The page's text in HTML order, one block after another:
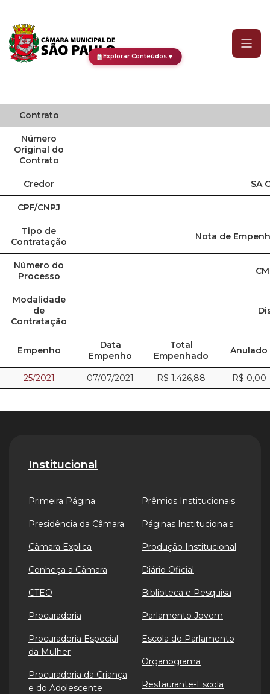
Explorar Conteúdos▼
Contrato
Número
Original do
Contrato
Credor SA
CPF/CNPJ
Tipo de
Contratação
Nota de
Número do
Processo
Modalidade
de
Contratação
Empenho
Data
Empenho
Total
Empenhado
Anulado
25/2021 07/07/2021 R$ 1.426,88 R$ 0,00
Institucional
Primeira Página
Presidência da Câmara
Câmara Explica
Conheça a Câmara
CTEO
Procuradoria
Procuradoria Especial
da Mulher
Procuradoria da Criança
e do Adolescente
Prêmios Institucionais
Páginas Institucionais
Produção Institucional
Diário Oficial
Biblioteca e Pesquisa
Parlamento Jovem
Escola do Parlamento
Organograma
Restaurante-Escola